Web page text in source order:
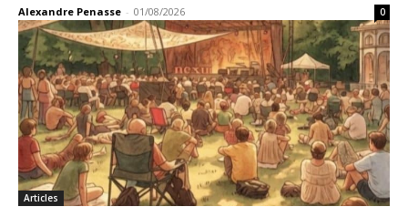
Alexandre Penasse - 01/08/2026 0
Articles